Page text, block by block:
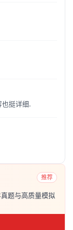
挺详细.
推荐
题与高质量模拟